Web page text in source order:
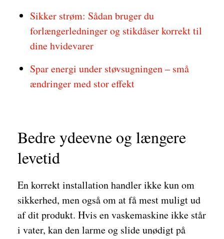
Sikker strøm: Sådan bruger du
forlængerledninger og stikdåser korrekt til
dine hvidevarer
Spar energi under støvsugningen – små
ændringer med stor effekt
Bedre ydeevne og længere
levetid
En korrekt installation handler ikke kun om
sikkerhed, men også om at få mest muligt ud
af dit produkt. Hvis en vaskemaskine ikke står
i vater, kan den larme og slide unødigt på